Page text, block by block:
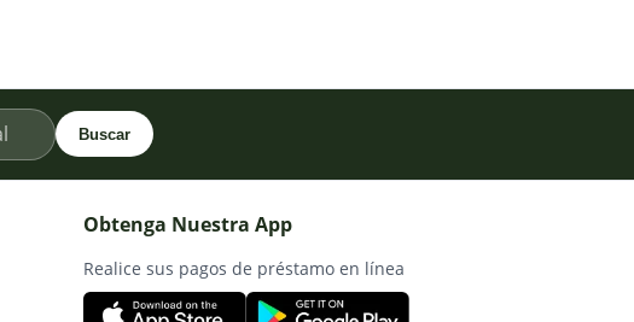
Buscar
Obtenga Nuestra App
Realice sus pagos de préstamo en línea